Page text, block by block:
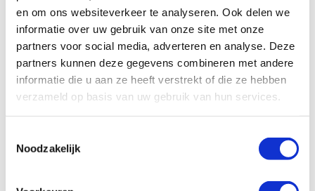
en om ons websiteverkeer te analyseren. Ook delen we
informatie over uw gebruik van onze site met onze
partners voor social media, adverteren en analyse. Deze
partners kunnen deze gegevens combineren met andere
informatie die u aan ze heeft verstrekt of die ze hebben
verzameld op basis van uw gebruik van hun services.
Noodzakelijk